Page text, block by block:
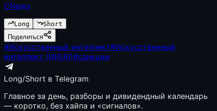
CNews
Long
Short
Поделиться
#Искусственный интеллект#Искусственный
интеллект (ИИ/AI)#санкции
Long/Short в Telegram
Главное за день, разборы и дивидендный календарь
— коротко, без хайпа и «сигналов».